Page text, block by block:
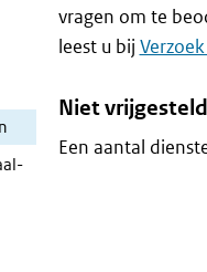
vragen om te
leest u bij
Niet
Een aantal